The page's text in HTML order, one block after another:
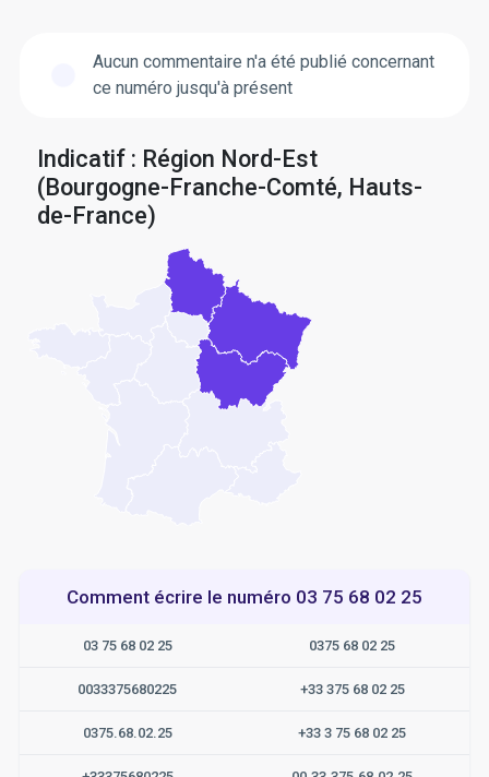
Aucun commentaire n'a été publié concernant
ce numéro jusqu'à présent
Indicatif : Région Nord-Est
(Bourgogne-Franche-Comté, Hauts-
de-France)
Comment écrire le numéro 03 75 68 02 25
03 75 68 02 25 0375 68 02 25
0033375680225 +33 375 68 02 25
0375.68.02.25 +33 3 75 68 02 25